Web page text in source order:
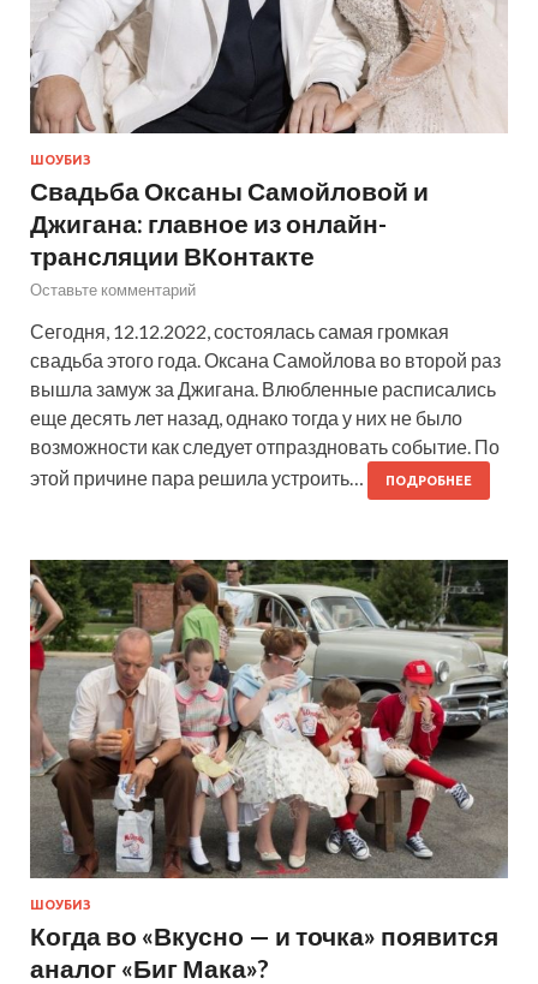
ШОУБИЗ
Свадьба Оксаны Самойловой и
Джигана: главное из онлайн-
трансляции ВКонтакте
Оставьте комментарий
Сегодня, 12.12.2022, состоялась самая громкая
свадьба этого года. Оксана Самойлова во второй раз
вышла замуж за Джигана. Влюбленные расписались
еще десять лет назад, однако тогда у них не было
возможности как следует отпраздновать событие. По
этой причине пара решила устроить…
ПОДРОБНЕЕ
ШОУБИЗ
Когда во «Вкусно — и точка» появится
аналог «Биг Мака»?